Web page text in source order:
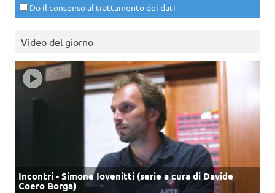
Do il consenso al trattamento dei dati
Video del giorno
Incontri - Simone Iovenitti (serie a cura di Davide
Coero Borga)